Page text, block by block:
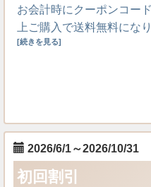
お会計時にクーポンコー
上ご購入で送料無料にな
[続きを見る]
2026/6/1～2026/10/31
初回割引